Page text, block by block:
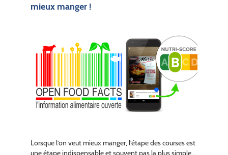
mieux manger !
Lorsque l’on veut mieux manger, l’étape des courses est
une étape indispensable et souvent pas la plus simple…